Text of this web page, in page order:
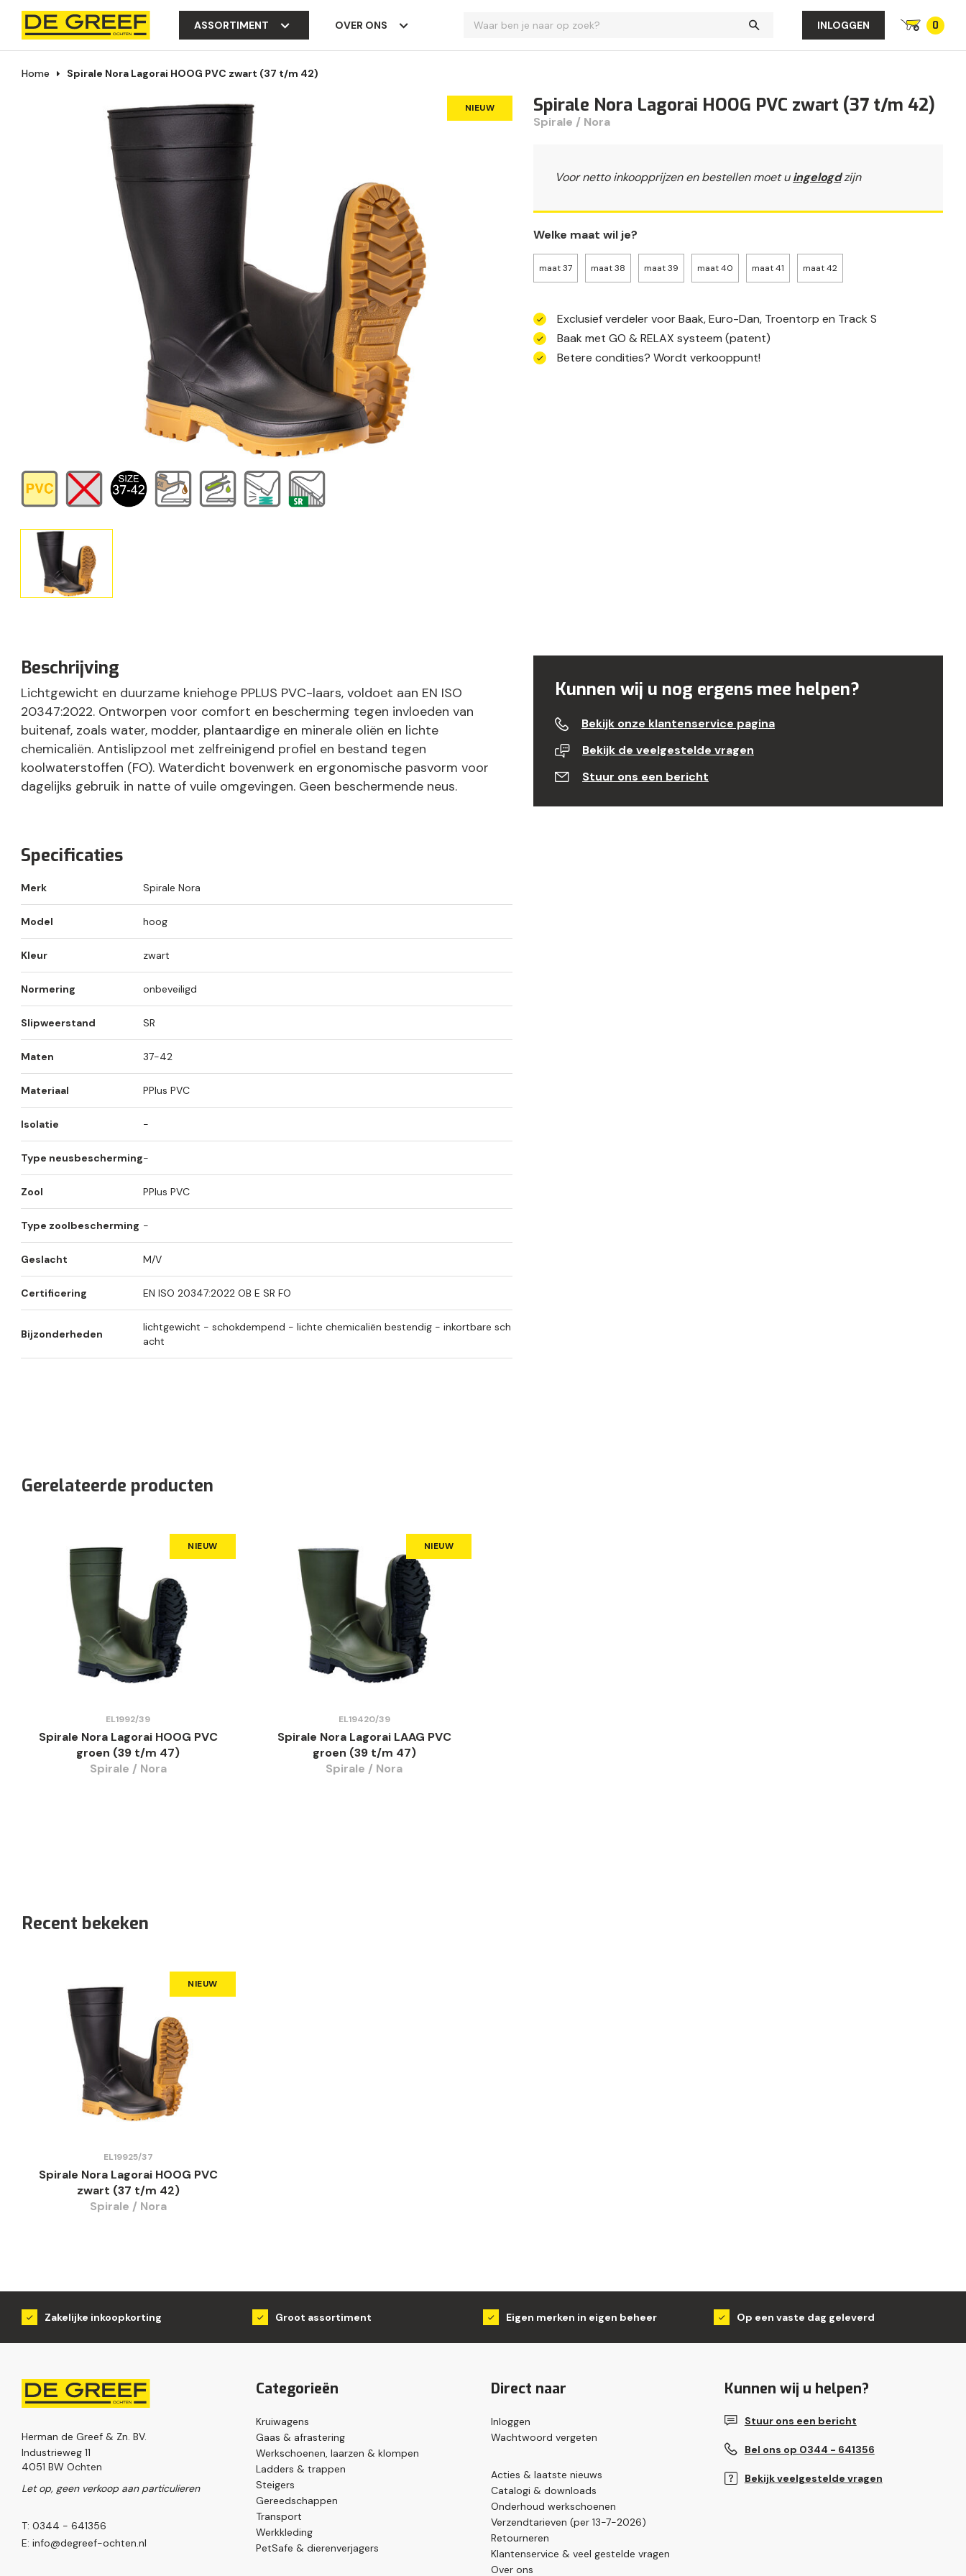
ASSORTIMENT OVER ONS INLOGGEN 0
Home Spirale Nora Lagorai HOOG PVC zwart (37 t/m 42)
NIEUW Spirale Nora Lagorai HOOG PVC zwart (37 t/m 42)
Spirale / Nora
Voor netto inkoopprijzen en bestellen moet uingelogdzijn
Welke maat wil je?
maat 37 maat 38 maat 39 maat 40 maat 41 maat 42
Exclusief verdeler voor Baak, Euro-Dan, Troentorp en Track S
Baak met GO & RELAX systeem (patent)
Betere condities? Wordt verkooppunt!
Beschrijving
Lichtgewicht en duurzame kniehoge PPLUS PVC-laars, voldoet aan EN ISO
20347:2022. Ontworpen voor comfort en bescherming tegen invloeden van
buitenaf, zoals water, modder, plantaardige en minerale oliën en lichte
chemicaliën. Antislipzool met zelfreinigend profiel en bestand tegen
koolwaterstoffen (FO). Waterdicht bovenwerk en ergonomische pasvorm voor
dagelijks gebruik in natte of vuile omgevingen. Geen beschermende neus.
Specificaties
Merk Spirale Nora
Model hoog
Kleur zwart
Normering onbeveiligd
Slipweerstand SR
Maten 37-42
Materiaal PPlus PVC
Isolatie -
Type neusbescherming-
Zool PPlus PVC
Type zoolbescherming -
Geslacht M/V
Certificering EN ISO 20347:2022 OB E SR FO
Bijzonderheden
lichtgewicht - schokdempend - lichte chemicaliën bestendig - inkortbare sch
acht
Kunnen wij u nog ergens mee helpen?
Bekijk onze klantenservice pagina
Bekijk de veelgestelde vragen
Stuur ons een bericht
Gerelateerde producten
NIEUW
EL1992/39
Spirale Nora Lagorai HOOG PVC
groen (39 t/m 47)
Spirale / Nora
NIEUW
EL19420/39
Spirale Nora Lagorai LAAG PVC
groen (39 t/m 47)
Spirale / Nora
Recent bekeken
NIEUW
EL19925/37
Spirale Nora Lagorai HOOG PVC
zwart (37 t/m 42)
Spirale / Nora
Zakelijke inkoopkorting Groot assortiment Eigen merken in eigen beheer Op een vaste dag geleverd
Herman de Greef & Zn. BV.
Industrieweg 11
4051 BW Ochten
Let op, geen verkoop aan particulieren
T: 0344 - 641356
E: info@degreef-ochten.nl
Categorieën
Kruiwagens
Gaas & afrastering
Werkschoenen, laarzen & klompen
Ladders & trappen
Steigers
Gereedschappen
Transport
Werkkleding
PetSafe & dierenverjagers
Direct naar
Inloggen
Wachtwoord vergeten
Acties & laatste nieuws
Catalogi & downloads
Onderhoud werkschoenen
Verzendtarieven (per 13-7-2026)
Retourneren
Klantenservice & veel gestelde vragen
Over ons
Kunnen wij u helpen?
Stuur ons een bericht
Bel ons op 0344 - 641356
Bekijk veelgestelde vragen